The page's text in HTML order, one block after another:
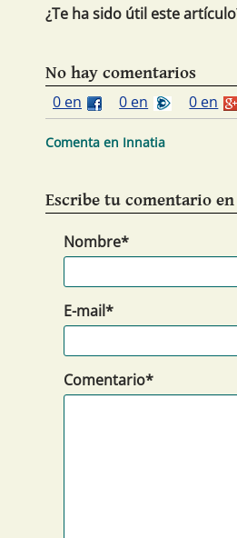
¿Te ha sido útil este
No hay comentarios
0 en
0 en 0 en
Comenta en Innatia
Escribe tu comentario
Nombre*
E-mail*
Comentario*